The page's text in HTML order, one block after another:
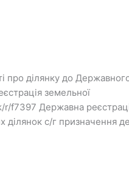
про ділянку до
земельної
r/f7397 Державна
с/г призначення